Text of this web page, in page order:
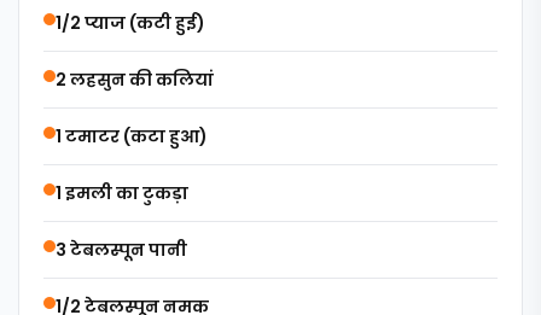
1/2 प्याज (कटी हुई)
2 लहसुन की कलियां
1 टमाटर (कटा हुआ)
1 इमली का टुकड़ा
3 टेबलस्पून पानी
1/2 टेबलस्पून नमक